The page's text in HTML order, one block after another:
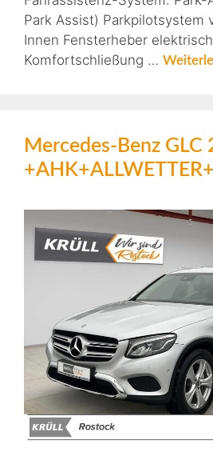
Park Assist) Parkpilotsystem
Innen Fensterheber
Komfortschließung …
Mercedes-Benz